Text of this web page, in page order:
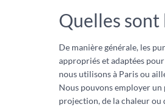
Quelles sont
De manière générale, les
appropriés et adaptées
nous utilisons à Paris ou
Nous pouvons employer
projection, de la chaleur ou